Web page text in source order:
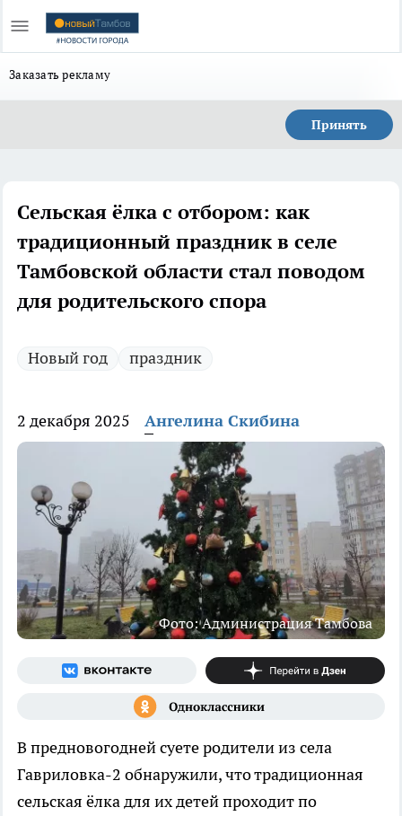
Заказать рекламу
Принять
Сельская ёлка с отбором: как
традиционный праздник в селе
Тамбовской области стал поводом
для родительского спора
Новый год праздник
2 декабря 2025 Ангелина Скибина
Фото: Администрация Тамбова
В предновогодней суете родители из села
Гавриловка-2 обнаружили, что традиционная
сельская ёлка для их детей проходит по